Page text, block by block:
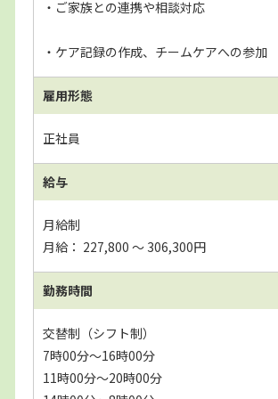
・ご家族との連携や相談対応
・ケア記録の作成、チームケアへの参加
雇用形態
正社員
給与
月給制
月給： 227,800 〜 306,300円
勤務時間
交替制（シフト制）
7時00分～16時00分
11時00分～20時00分